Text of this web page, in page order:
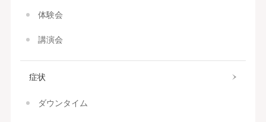
体験会
講演会
症状
ダウンタイム